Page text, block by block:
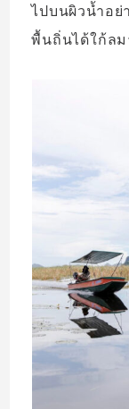
ไปบนผิวน้ำอย่
พื้นถิ่นได้ใก้ล